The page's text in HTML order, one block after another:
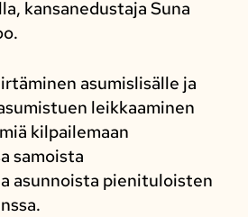
kansanedustaja Suna
asumislisälle ja
leikkaaminen
kilpailemaan
samoista
asunnoista pienituloisten